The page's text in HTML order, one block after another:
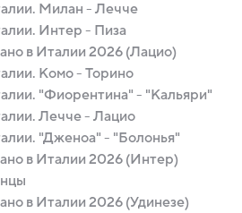
Милан - Лечче
Интер - Пиза
в Италии 2026 (Лацио)
Комо - Торино
"Фиорентина" - "Кальяри"
Лечче - Лацио
"Дженоа" - "Болонья"
в Италии 2026 (Интер)
в Италии 2026 (Удинезе)